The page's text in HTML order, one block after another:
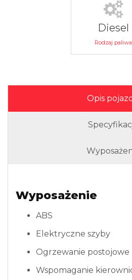
Diesel
Rodzaj paliwa
Opis
Wyposażenie
ABS
Elektryczne szyby
Ogrzewanie postojowe
Wspomaganie